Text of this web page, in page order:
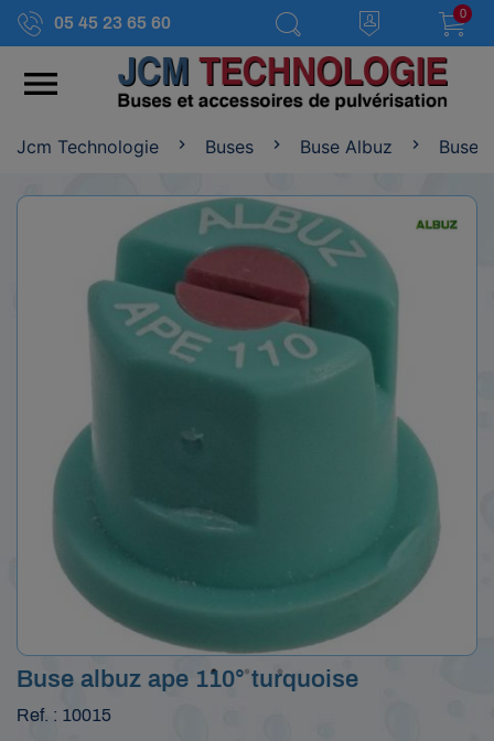
05 45 23 65 60
0

Jcm Technologie Buses Buse Albuz Buse
Buse albuz ape 110° turquoise
Ref. : 10015